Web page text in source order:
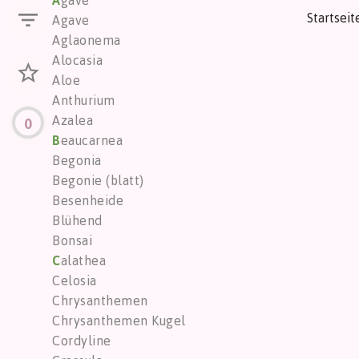
0
Agave
Aglaonema
Alocasia
Aloe
Anthurium
Azalea
Beaucarnea
Begonia
Begonie (blatt)
Besenheide
Blühend
Bonsai
Calathea
Celosia
Chrysanthemen
Chrysanthemen Kugel
Cordyline